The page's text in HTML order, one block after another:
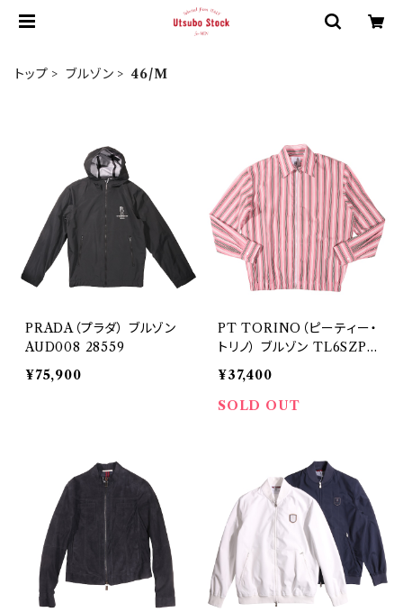
トップ ブルゾン 46/M
PRADA（プラダ） ブルゾン
AUD008 28559
¥75,900
PT TORINO（ピーティー・
トリノ） ブルゾン TL6SZP
O10CPT06AL 29324
¥37,400
SOLD OUT